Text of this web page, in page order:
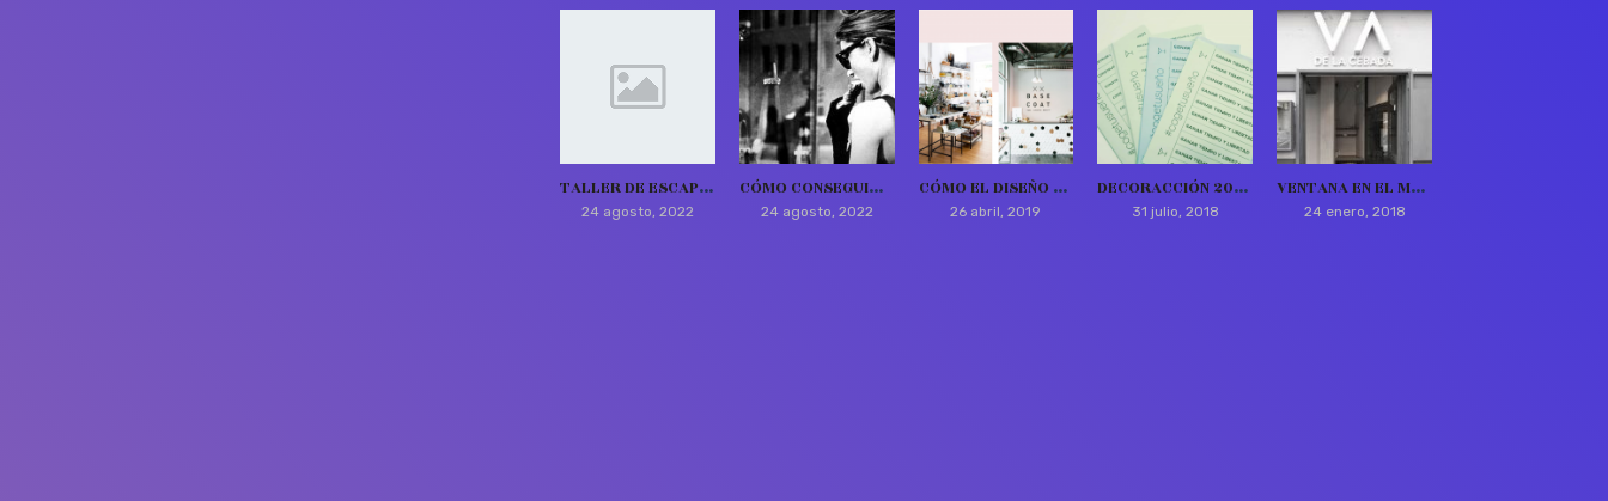
TALLER DE ESCAPARATISMO PARA EL COMERCIO DE SORIA
24 agosto, 2022
CÓMO CONSEGUIR DEDICARTE AL ESCAPARATISMO
24 agosto, 2022
CÓMO EL DISEÑO PUEDE AYUDARTE A AUMENTAR TUS VENTAS
26 abril, 2019
DECORACCIÓN 2018. #COGETUSUEÑO
31 julio, 2018
VENTANA EN EL MERCADO
24 enero, 2018